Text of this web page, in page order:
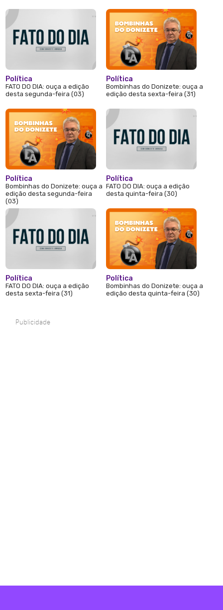
Política
FATO DO DIA: ouça a edição
desta segunda-feira (03)
Política
Bombinhas do Donizete: ouça a
edição desta segunda-feira
(03)
Política
FATO DO DIA: ouça a edição
desta sexta-feira (31)
Política
Bombinhas do Donizete: ouça a
edição desta sexta-feira (31)
Política
FATO DO DIA: ouça a edição
desta quinta-feira (30)
Política
Bombinhas do Donizete: ouça a
edição desta quinta-feira (30)
Publicidade